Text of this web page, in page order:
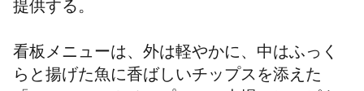
提供する。
看板メニューは、外は軽やかに、中はふっく
らと揚げた魚に香ばしいチップスを添えた